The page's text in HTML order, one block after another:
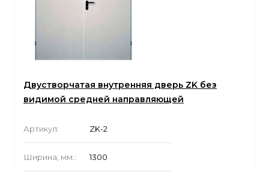
Двустворчатая внутренняя дверь ZK без
видимой средней направляющей
Артикул: ZK-2
Ширина, мм.: 1300